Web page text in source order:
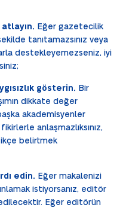
Eğer gazetecilik
tanıtamazsınız veya
destekleyemezseniz, iyi
gösterin. Bir
dikkate değer
akademisyenler
anlaşmazlıksınız,
belirtmek
edin. Eğer makalenizi
istiyorsanız, editör
Eğer editörün